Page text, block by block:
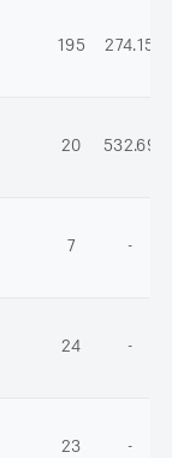
195 274.15
20 532.69
7 -
24 -
23 -